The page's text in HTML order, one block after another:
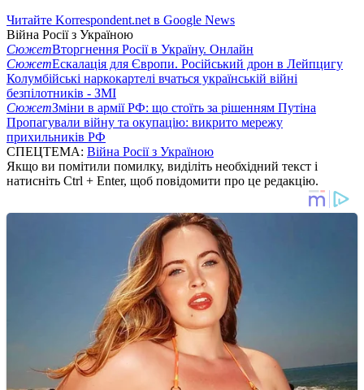
Читайте Korrespondent.net в Google News
Війна Росії з Україною
СюжетВторгнення Росії в Україну. Онлайн
СюжетЕскалація для Європи. Російський дрон в Лейпцигу
Колумбійські наркокартелі вчаться українській війні
безпілотників - ЗМІ
СюжетЗміни в армії РФ: що стоїть за рішенням Путіна
Пропагували війну та окупацію: викрито мережу
прихильників РФ
СПЕЦТЕМА: Війна Росії з Україною
Якщо ви помітили помилку, виділіть необхідний текст і
натисніть Ctrl + Enter, щоб повідомити про це редакцію.